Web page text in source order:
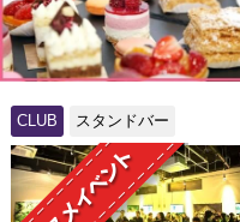
CLUB スタンドバー